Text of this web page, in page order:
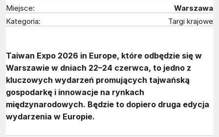
Miejsce:
Warszawa
Kategoria:
Targi krajowe
Taiwan Expo 2026 in Europe, które odbędzie się w
Warszawie w dniach 22–24 czerwca, to jedno z
kluczowych wydarzeń promujących tajwańską
gospodarkę i innowacje na rynkach
międzynarodowych. Będzie to dopiero druga edycja
wydarzenia w Europie.